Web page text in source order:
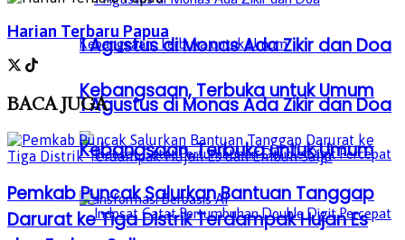
1 Agustus di Monas Ada Zikir dan Doa
Kebangsaan, Terbuka untuk Umum
1 Agustus di Monas Ada Zikir dan Doa
Kebangsaan, Terbuka untuk Umum
Harian Terbaru Papua
BACAJUGA
Pemkab Puncak Salurkan Bantuan Tanggap
Darurat ke Tiga Distrik Terdampak Hujan Es